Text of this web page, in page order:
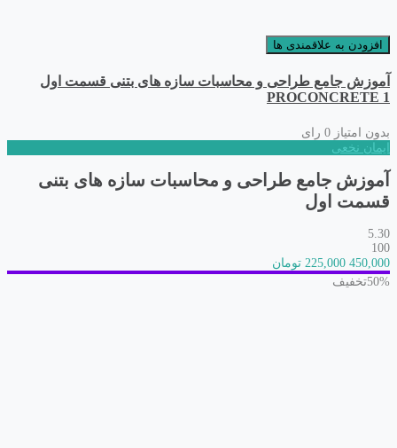
افزودن به علاقمندی ها
آموزش جامع طراحی و محاسبات سازه های بتنی قسمت اول
PROCONCRETE 1
بدون امتیاز 0 رای
ایمان نخعی
آموزش جامع طراحی و محاسبات سازه های بتنی
قسمت اول
5.30
100
450,000 225,000 تومان
50%تخفیف